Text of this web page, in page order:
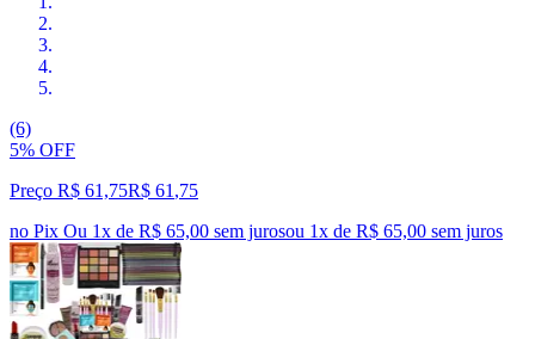
(6)
5% OFF
Preço R$ 61,75R$ 61 ,75
no Pix Ou 1x de R$ 65,00 sem jurosou 1x de R$ 65,00 sem juros